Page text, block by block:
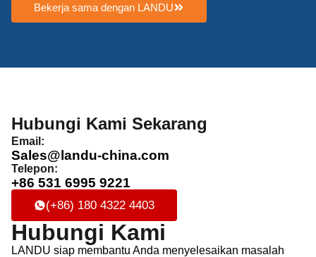
Bekerja sama dengan LANDU
Hubungi Kami Sekarang
Email:
Sales@landu-china.com
Telepon:
+86 531 6995 9221
(+86) 180 4322 4403
Hubungi Kami
LANDU siap membantu Anda menyelesaikan masalah